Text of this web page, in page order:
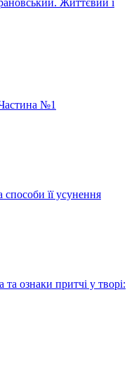
№1
способи її усунення
ознаки притчі у творі: